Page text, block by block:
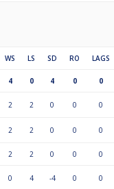
WS LS SD RO LAGS
4 0 4 0 0
2 2 0 0 0
2 2 0 0 0
2 2 0 0 0
0 4 -4 0 0